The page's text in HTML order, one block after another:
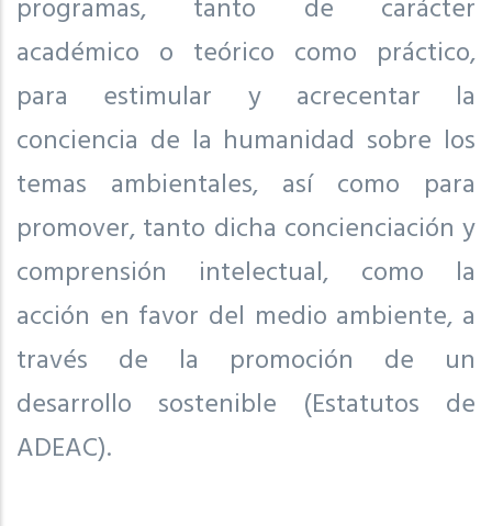
programas, tanto de carácter
académico o teórico como práctico,
para estimular y acrecentar la
conciencia de la humanidad sobre los
temas ambientales, así como para
promover, tanto dicha concienciación y
comprensión intelectual, como la
acción en favor del medio ambiente, a
través de la promoción de un
desarrollo sostenible (Estatutos de
ADEAC).